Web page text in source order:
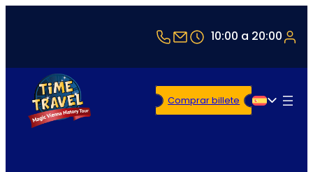
+43 1 5321514
office@timetravel-
10:00 a 20:00
Español
Comprar billete